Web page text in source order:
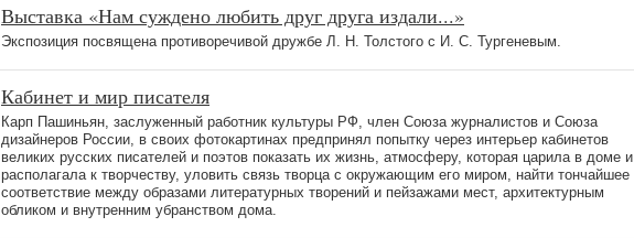
Выставка «Нам суждено любить друг друга издали...»
Экспозиция посвящена противоречивой дружбе Л. Н. Толстого с И. С. Тургеневым.
Кабинет и мир писателя
Карп Пашиньян, заслуженный работник культуры РФ, член Союза журналистов и Союза
дизайнеров России, в своих фотокартинах предпринял попытку через интерьер кабинетов
великих русских писателей и поэтов показать их жизнь, атмосферу, которая царила в доме и
располагала к творчеству, уловить связь творца с окружающим его миром, найти тончайшее
соответствие между образами литературных творений и пейзажами мест, архитектурным
обликом и внутренним убранством дома.